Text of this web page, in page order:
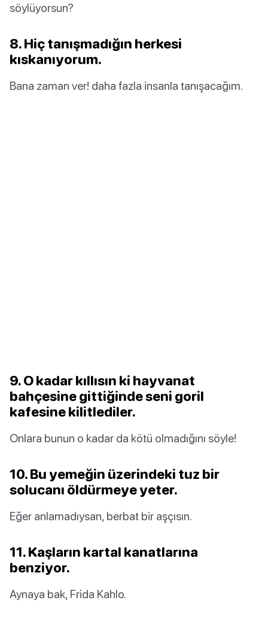
söylüyorsun?
8. Hiç tanışmadığın herkesi
kıskanıyorum.
Bana zaman ver! daha fazla insanla tanışacağım.
9. O kadar kıllısın ki hayvanat
bahçesine gittiğinde seni goril
kafesine kilitlediler.
Onlara bunun o kadar da kötü olmadığını söyle!
10. Bu yemeğin üzerindeki tuz bir
solucanı öldürmeye yeter.
Eğer anlamadıysan, berbat bir aşçısın.
11. Kaşların kartal kanatlarına
benziyor.
Aynaya bak, Frida Kahlo.